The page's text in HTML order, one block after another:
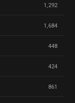
1,292
1,684
448
424
861